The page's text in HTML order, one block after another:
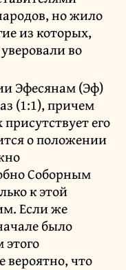
но жило
из которых,
во
Эфесянам (Эф)
(1:1), причем
его
о положении
Соборным
к этой
Если же
было
вероятно, что